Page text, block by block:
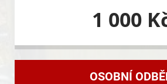
1 000
OSOBNÍ